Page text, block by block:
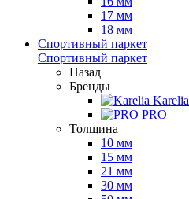
17 мм
18 мм
Спортивный паркет
Спортивный паркет
Назад
Бренды
Karelia
PRO
Толщина
10 мм
15 мм
21 мм
30 мм